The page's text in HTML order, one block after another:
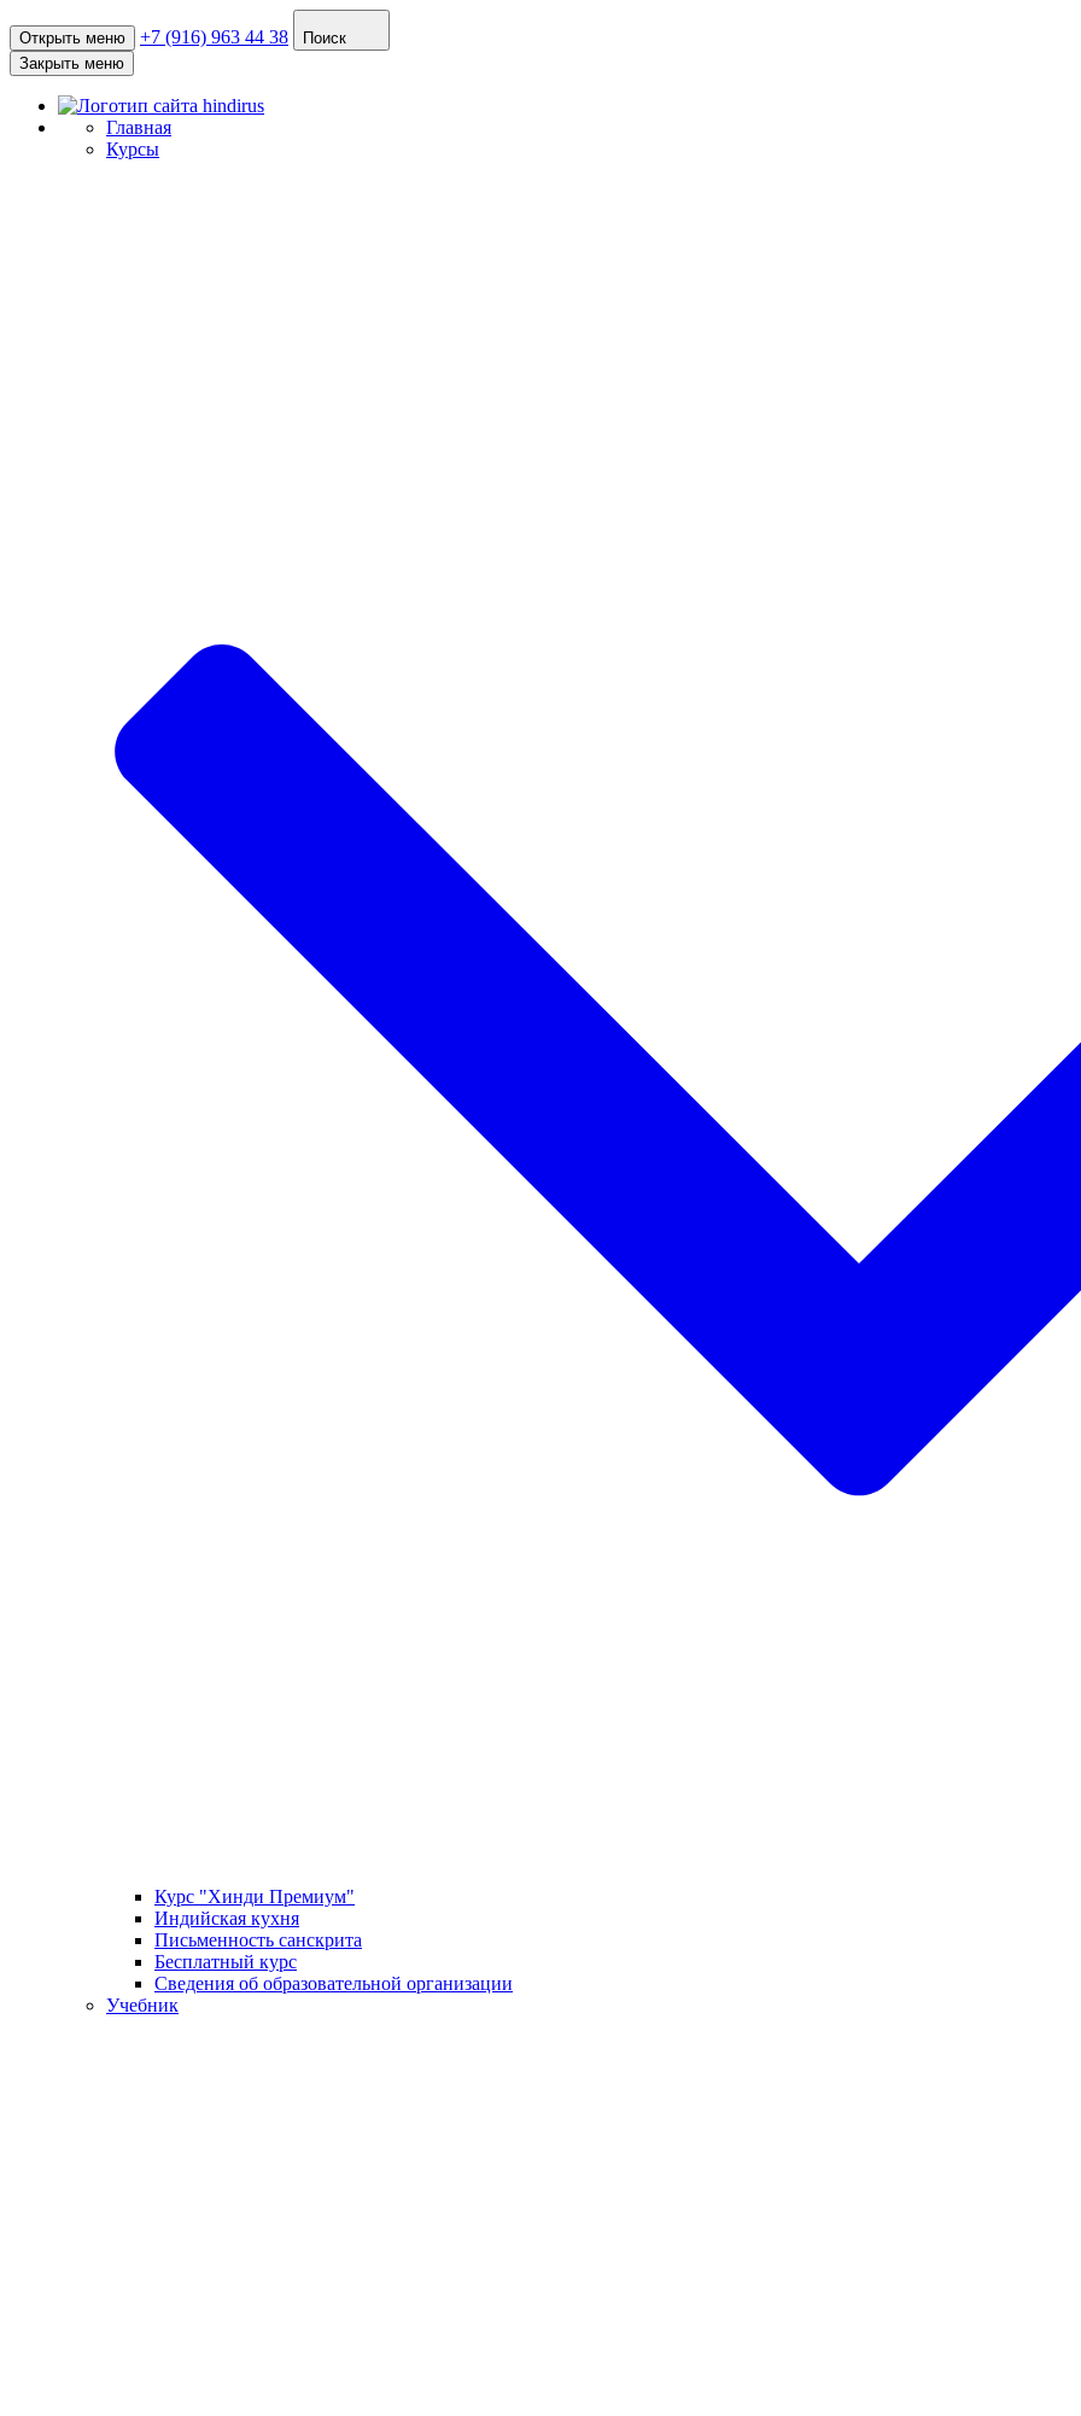
Открыть меню +7 (916) 963 44 38
Поиск
Закрыть меню
Главная
Курсы
Курс "Хинди Премиум"
Индийская кухня
Письменность санскрита
Бесплатный курс
Сведения об образовательной организации
Учебник